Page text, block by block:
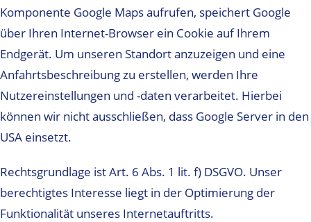
Komponente Google Maps aufrufen, speichert Google
über Ihren Internet-Browser ein Cookie auf Ihrem
Endgerät. Um unseren Standort anzuzeigen und eine
Anfahrtsbeschreibung zu erstellen, werden Ihre
Nutzereinstellungen und -daten verarbeitet. Hierbei
können wir nicht ausschließen, dass Google Server in den
USA einsetzt.
Rechtsgrundlage ist Art. 6 Abs. 1 lit. f) DSGVO. Unser
berechtigtes Interesse liegt in der Optimierung der
Funktionalität unseres Internetauftritts.